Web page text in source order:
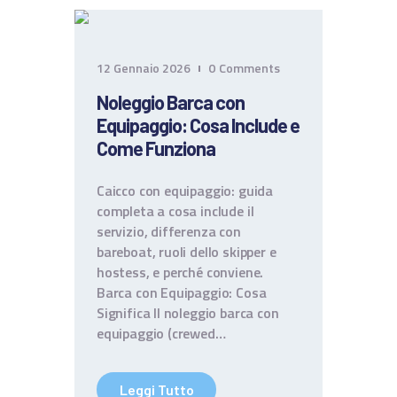
CONTATTI
12 Gennaio 2026 0 Comments
Noleggio Barca con
Equipaggio: Cosa Include e
Come Funziona
Caicco con equipaggio: guida
completa a cosa include il
servizio, differenza con
bareboat, ruoli dello skipper e
hostess, e perché conviene.
Barca con Equipaggio: Cosa
Significa Il noleggio barca con
equipaggio (crewed…
Leggi Tutto